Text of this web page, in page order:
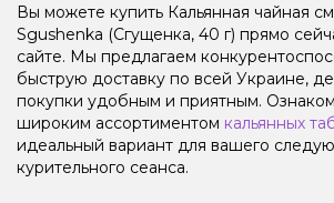
Вы можете купить Кальянная чайная
Sgushenka (Сгущенка, 40 г) прямо
сайте. Мы предлагаем
быструю доставку по всей Украине,
покупки удобным и приятным.
широким ассортиментом кальянных
идеальный вариант для вашего
курительного сеанса.